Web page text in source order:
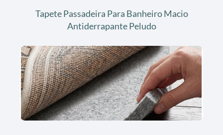
Tapete Passadeira Para Banheiro Macio
Antiderrapante Peludo